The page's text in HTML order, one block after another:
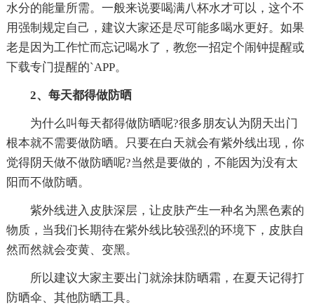
水分的能量所需。一般来说要喝满八杯水才可以，这个不
用强制规定自己，建议大家还是尽可能多喝水更好。如果
老是因为工作忙而忘记喝水了，教您一招定个闹钟提醒或
下载专门提醒的`APP。
2、每天都得做防晒
为什么叫每天都得做防晒呢?很多朋友认为阴天出门
根本就不需要做防晒。只要在白天就会有紫外线出现，你
觉得阴天做不做防晒呢?当然是要做的，不能因为没有太
阳而不做防晒。
紫外线进入皮肤深层，让皮肤产生一种名为黑色素的
物质，当我们长期待在紫外线比较强烈的环境下，皮肤自
然而然就会变黄、变黑。
所以建议大家主要出门就涂抹防晒霜，在夏天记得打
防晒伞、其他防晒工具。